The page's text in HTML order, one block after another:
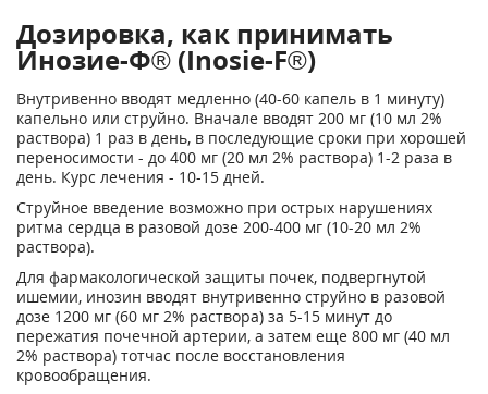
Дозировка, как принимать
Инозие-Ф® (Inosie-F®)
Внутривенно вводят медленно (40-60 капель в 1 минуту)
капельно или струйно. Вначале вводят 200 мг (10 мл 2%
раствора) 1 раз в день, в последующие сроки при хорошей
переносимости - до 400 мг (20 мл 2% раствора) 1-2 раза в
день. Курс лечения - 10-15 дней.
Струйное введение возможно при острых нарушениях
ритма сердца в разовой дозе 200-400 мг (10-20 мл 2%
раствора).
Для фармакологической защиты почек, подвергнутой
ишемии, инозин вводят внутривенно струйно в разовой
дозе 1200 мг (60 мг 2% раствора) за 5-15 минут до
пережатия почечной артерии, а затем еще 800 мг (40 мл
2% раствора) тотчас после восстановления
кровообращения.